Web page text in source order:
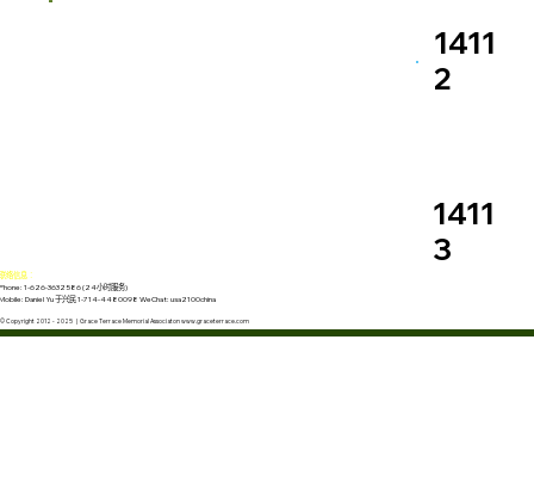
1411
2
1411
3
联络信息：
Phone: 1-626-3632586 (24小时服务)
Mobile: Daniel Yu 于兴民 1-714-4480098 WeChat: usa2100china
© Copyright 2012 - 2025 | Grace Terrace Memorial Associaton www.graceterrace.com